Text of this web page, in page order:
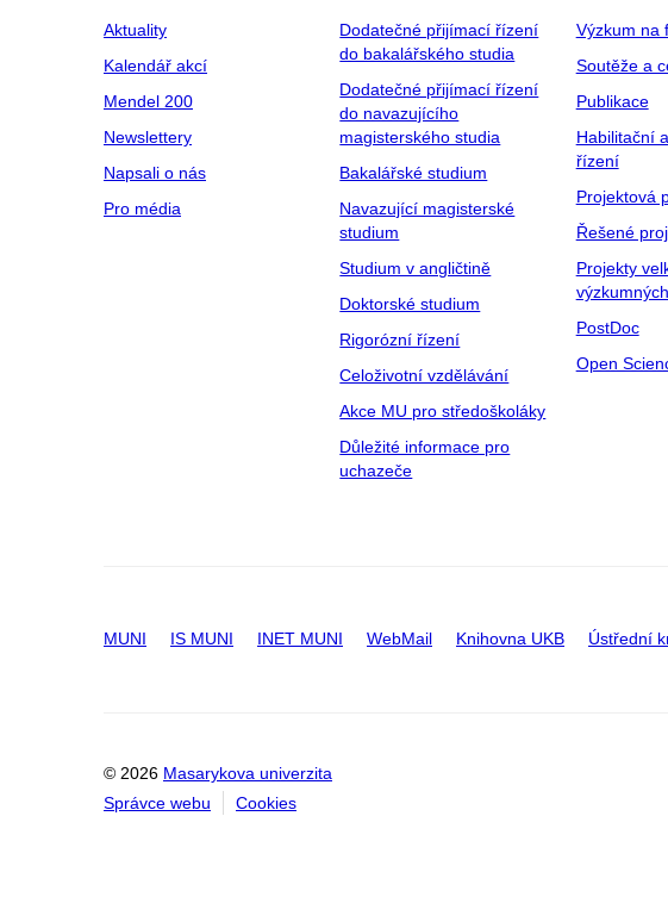
Aktuality
Kalendář akcí
Mendel 200
Newslettery
Napsali o nás
Pro média
Dodatečné přijímací řízení
do bakalářského studia
Dodatečné přijímací řízení
do navazujícího
magisterského studia
Bakalářské studium
Navazující magisterské
studium
Studium v angličtině
Doktorské studium
Rigorózní řízení
Celoživotní vzdělávání
Akce MU pro středoškoláky
Důležité informace pro
uchazeče
Výzkum na
Soutěže a
Publikace
Habilitační
řízení
Projektová
Řešené
Projekty
PostDoc
Open
MUNI IS MUNI INET MUNI WebMail Knihovna UKB Ústřední
© 2026 Masarykova univerzita
Správce webu
Cookies